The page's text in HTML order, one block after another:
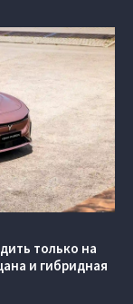
только на
и гибридная